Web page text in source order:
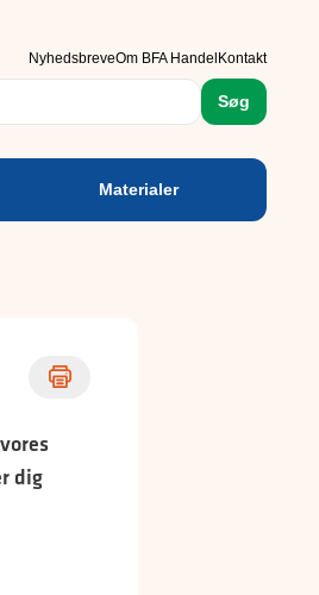
NyhedsbreveOm BFA Handel Kontakt
Søg
Materialer
dig